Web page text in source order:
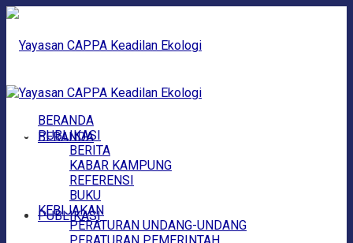
BERANDA
PUBLIKASI
BERANDA
PUBLIKASI
BERITA
KABAR KAMPUNG
REFERENSI
BUKU
KEBIJAKAN
PERATURAN UNDANG-UNDANG